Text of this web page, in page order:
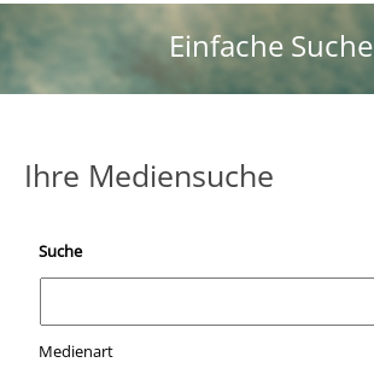
Einfache Suche
Ihre Mediensuche
Suche
Medienart